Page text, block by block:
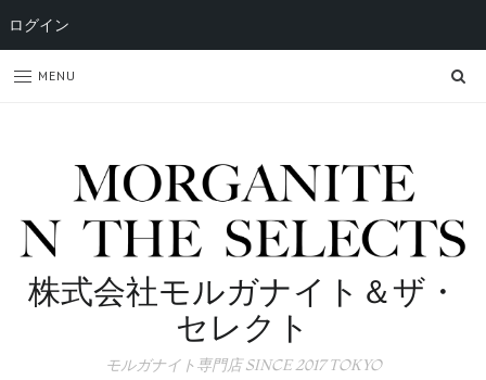
MENU
株式会社モルガナイト＆ザ・
セレクト
モルガナイト専門店 SINCE 2017 TOKYO
ログイン